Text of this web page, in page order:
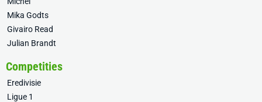
Mika Godts
Givairo Read
Julian Brandt
Competities
Eredivisie
Ligue 1